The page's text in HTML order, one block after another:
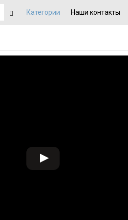
Категории Наши контакты